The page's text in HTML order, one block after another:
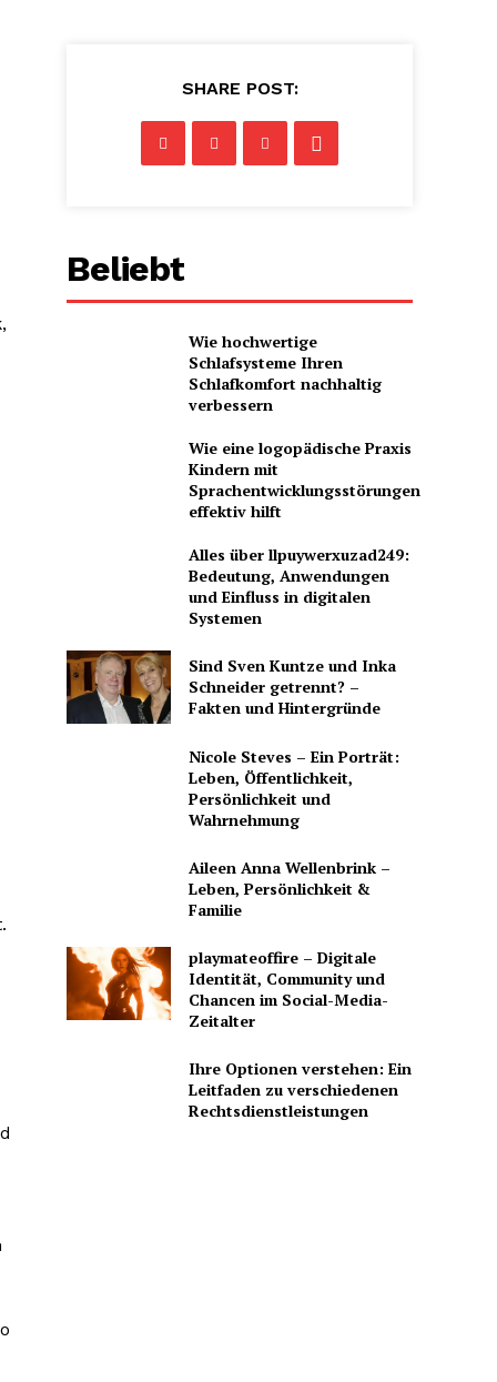
SHARE POST:
Beliebt
Wie hochwertige
Schlafsysteme Ihren
Schlafkomfort nachhaltig
verbessern
Wie eine logopädische Praxis
Kindern mit
Sprachentwicklungsstörungen
effektiv hilft
Alles über llpuywerxuzad249:
Bedeutung, Anwendungen
und Einfluss in digitalen
Systemen
Sind Sven Kuntze und Inka
Schneider getrennt? –
Fakten und Hintergründe
Nicole Steves – Ein Porträt:
Leben, Öffentlichkeit,
Persönlichkeit und
Wahrnehmung
Aileen Anna Wellenbrink –
Leben, Persönlichkeit &
Familie
playmateoffire – Digitale
Identität, Community und
Chancen im Social-Media-
Zeitalter
Ihre Optionen verstehen: Ein
Leitfaden zu verschiedenen
Rechtsdienstleistungen